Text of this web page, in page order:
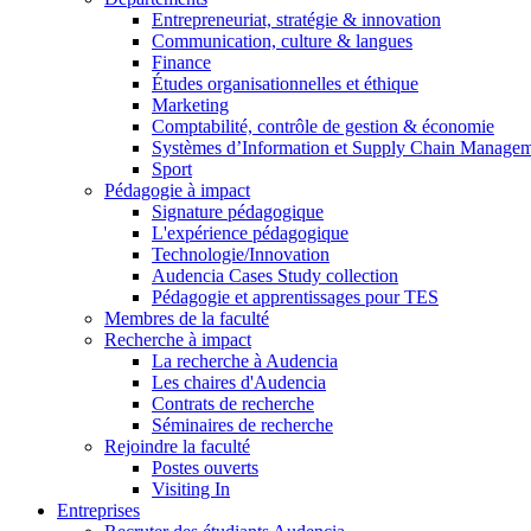
Entrepreneuriat, stratégie & innovation
Communication, culture & langues
Finance
Études organisationnelles et éthique
Marketing
Comptabilité, contrôle de gestion & économie
Systèmes d’Information et Supply Chain
Sport
Pédagogie à impact
Signature pédagogique
L'expérience pédagogique
Technologie/Innovation
Audencia Cases Study collection
Pédagogie et apprentissages pour TES
Membres de la faculté
Recherche à impact
La recherche à Audencia
Les chaires d'Audencia
Contrats de recherche
Séminaires de recherche
Rejoindre la faculté
Postes ouverts
Visiting In
Entreprises